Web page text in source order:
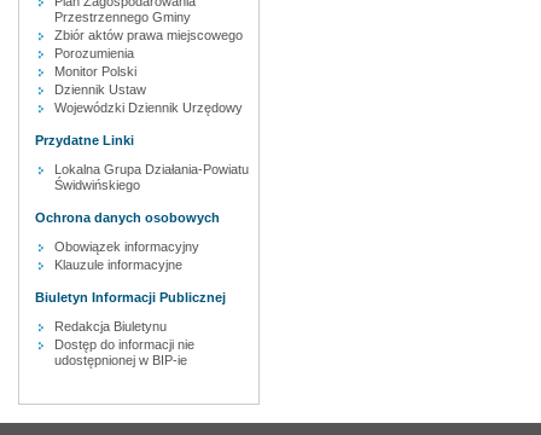
Przestrzennego Gminy
Zbiór aktów prawa miejscowego
Porozumienia
Monitor Polski
Dziennik Ustaw
Wojewódzki Dziennik Urzędowy
Przydatne Linki
Lokalna Grupa Działania-Powiatu
Świdwińskiego
Ochrona danych osobowych
Obowiązek informacyjny
Klauzule informacyjne
Biuletyn Informacji Publicznej
Redakcja Biuletynu
Dostęp do informacji nie
udostępnionej w BIP-ie